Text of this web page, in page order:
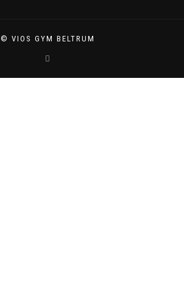
© VIOS GYM BELTRUM